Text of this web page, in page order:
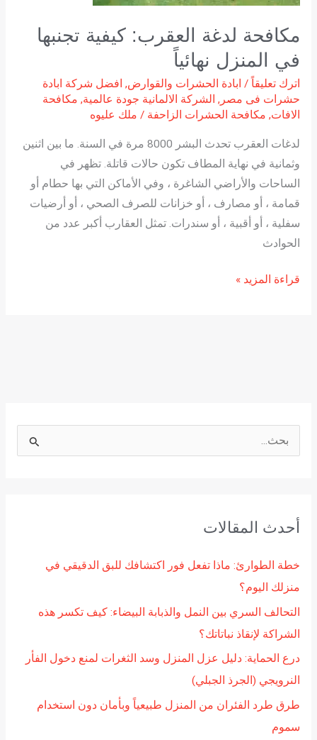
مكافحة لدغة العقرب: كيفية تجنبها
في المنزل نهائياً
اترك تعليقاً / ابادة الحشرات والقوارض, افضل شركة ابادة
حشرات فى مصر , الشركة الالمانية جودة عالمية, مكافحة
الافات, مكافحة الحشرات الزاحفة / ملك عليوه
لدغات العقرب تحدث البشر 8000 مرة في السنة. ما بين اثنين
وثمانية في نهاية المطاف تكون حالات قاتلة. تظهر في
الساحات والأراضي الشاغرة ، وفي الأماكن التي بها حطام أو
قمامة ، أو مصارف ، أو خزانات للصرف الصحي ، أو أرضيات
سفلية ، أو أقبية ، أو سندرات. تمثل العقارب أكبر عدد من
الحوادث
نهائياً
قراءة المزيد »
ث
أحدث المقالات
خطة الطوارئ: ماذا تفعل فور اكتشافك للبق الدقيقي في
منزلك اليوم؟
التحالف السري بين النمل والذبابة البيضاء: كيف تكسر هذه
الشراكة لإنقاذ نباتاتك؟
درع الحماية: دليل عزل المنزل وسد الثغرات لمنع دخول الفأر
النرويجي (الجرذ الجبلي)
طرق طرد الفئران من المنزل طبيعياً وبأمان دون استخدام
سموم